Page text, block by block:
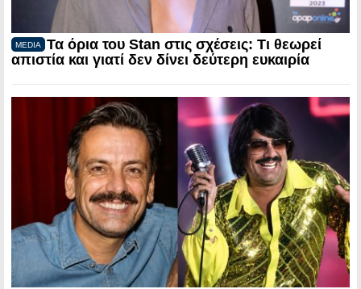
MEDIA
Τα όρια του Stan στις σχέσεις: Τι θεωρεί
απιστία και γιατί δεν δίνει δεύτερη ευκαιρία